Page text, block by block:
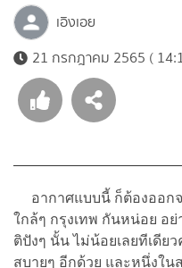
เอิงเอย
21 กรกฎาคม 2565 (
อากาศแบบนี้ ก็ต้องออกจ
ใกล้ๆ กรุงเทพ กันหน่อย อย่
ติปังๆ นั้น ไม่น้อยเลยทีเดีย
สบายๆ อีกด้วย และหนึ่งใน